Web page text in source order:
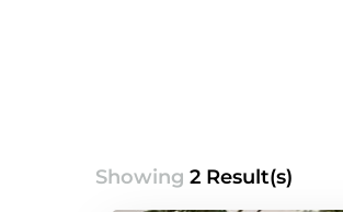
Showing 2 Result(s)